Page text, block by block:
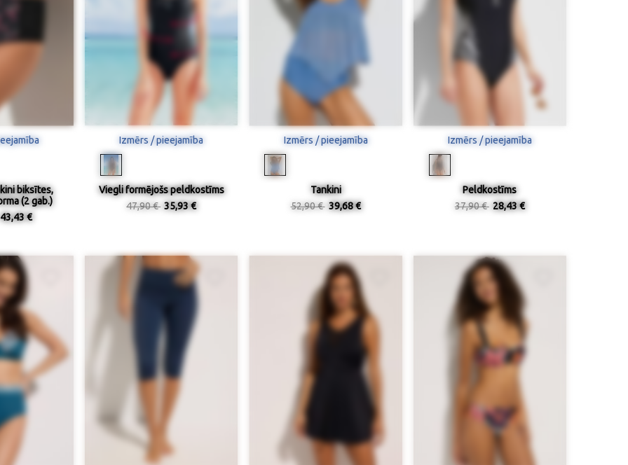
biksītes,
(2 gab.)
43,43 €
Izmērs / pieejamība
Viegli formējošs peldkostīms
47,90 € 35,93 €
Izmērs / pieejamība
Tankini
52,90 € 39,68 €
Izmērs / pieejamība
Peldkostīms
37,90 € 28,43 €